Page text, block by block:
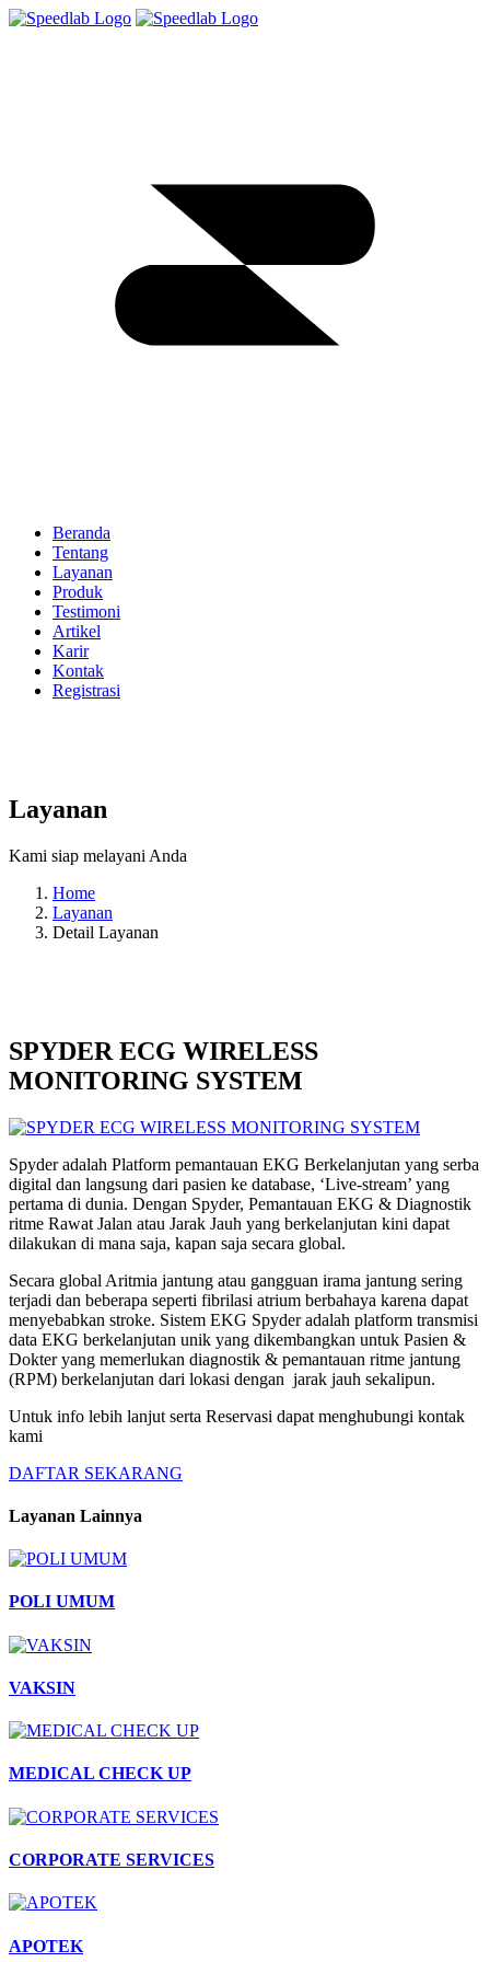
Beranda
Tentang
Layanan
Produk
Testimoni
Artikel
Karir
Kontak
Registrasi
Layanan
Kami siap melayani Anda
Home
Layanan
Detail Layanan
SPYDER ECG WIRELESS
MONITORING SYSTEM
Spyder adalah Platform pemantauan EKG Berkelanjutan yang serba
digital dan langsung dari pasien ke database, ‘Live-stream’ yang
pertama di dunia. Dengan Spyder, Pemantauan EKG & Diagnostik
ritme Rawat Jalan atau Jarak Jauh yang berkelanjutan kini dapat
dilakukan di mana saja, kapan saja secara global.
Secara global Aritmia jantung atau gangguan irama jantung sering
terjadi dan beberapa seperti fibrilasi atrium berbahaya karena dapat
menyebabkan stroke. Sistem EKG Spyder adalah platform transmisi
data EKG berkelanjutan unik yang dikembangkan untuk Pasien &
Dokter yang memerlukan diagnostik & pemantauan ritme jantung
(RPM) berkelanjutan dari lokasi dengan jarak jauh sekalipun.
Untuk info lebih lanjut serta Reservasi dapat menghubungi kontak
kami
DAFTAR SEKARANG
Layanan Lainnya
POLI UMUM
VAKSIN
MEDICAL CHECK UP
CORPORATE SERVICES
APOTEK